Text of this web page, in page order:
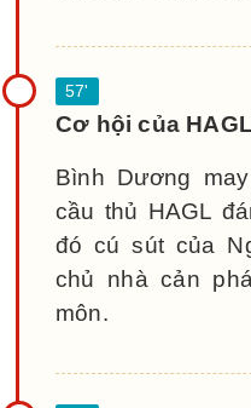
Cơ hội của HAGL
Bình Dương
cầu thủ HAGL
đó cú sút của
chủ nhà cản
môn.